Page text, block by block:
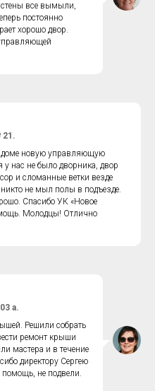
стены все вымыли,
постоянно
хорошо двор.
доме новую управляющую
нас не было дворника, двор
и сломанные ветки везде
не мыл полы в подъезде.
Спасибо УК «Новое
Молодцы! Отлично
а.
Решили собрать
ремонт крыши
мастера и в течение
директору Сергею
не подвели.